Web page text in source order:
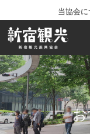
当協会に
一